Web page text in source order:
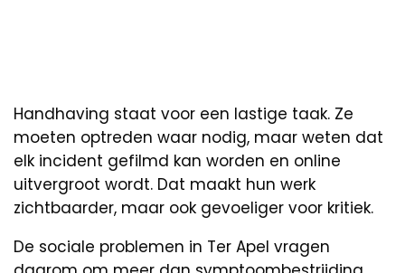
Handhaving staat voor een lastige taak. Ze
moeten optreden waar nodig, maar weten dat
elk incident gefilmd kan worden en online
uitvergroot wordt. Dat maakt hun werk
zichtbaarder, maar ook gevoeliger voor kritiek.
De sociale problemen in Ter Apel vragen